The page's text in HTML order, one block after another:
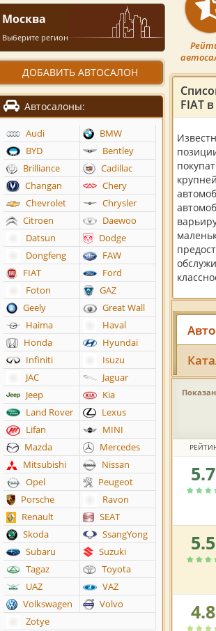
FIAT
Москва
Выберите регион
ДОБАВИТЬ АВТОСАЛОН
Автосалоны:
Audi
BMW
BYD
Bentley
Brilliance
Cadillac
Changan
Chery
Chevrolet
Chrysler
Citroen
Daewoo
Datsun
Dodge
Dongfeng
FAW
FIAT
Ford
Foton
GAZ
Geely
Great Wall
Haima
Haval
Honda
Hyundai
Infiniti
Isuzu
JAC
Jaguar
Jeep
Kia
Land Rover
Lexus
Lifan
MINI
Mazda
Mercedes
Mitsubishi
Nissan
Opel
Peugeot
Porsche
Ravon
Renault
SEAT
Skoda
SsangYong
Subaru
Suzuki
Tagaz
Toyota
UAZ
VAZ
Volkswagen
Volvo
Zotye